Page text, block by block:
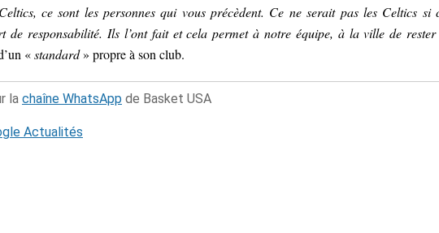
ce sont les personnes qui vous précèdent. Ce ne serait pas les Celtics si
de responsabilité. Ils l’ont fait et cela permet à notre équipe, à la ville de rester
«standard» propre à son club.
la chaîne WhatsApp de Basket USA
Actualités